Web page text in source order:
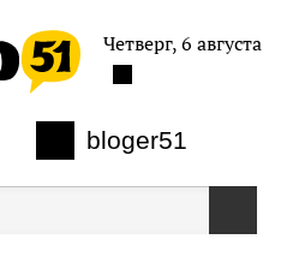
bloger51
Четверг, 6 августа